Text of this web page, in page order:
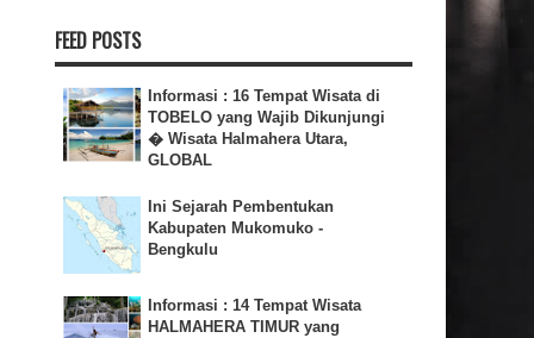
FEED POSTS
Informasi : 16 Tempat Wisata di
TOBELO yang Wajib Dikunjungi
� Wisata Halmahera Utara,
GLOBAL
Ini Sejarah Pembentukan
Kabupaten Mukomuko -
Bengkulu
Informasi : 14 Tempat Wisata
HALMAHERA TIMUR yang